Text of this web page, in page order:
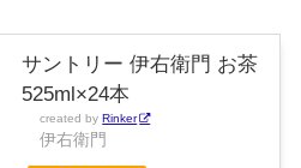
サントリー 伊右衛門 お茶
525ml×24本
created byRinker
伊右衛門